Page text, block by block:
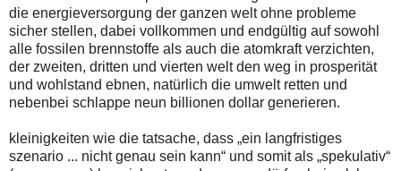
die energieversorgung der ganzen welt ohne probleme
sicher stellen, dabei vollkommen und endgültig auf sowohl
alle fossilen brennstoffe als auch die atomkraft verzichten,
der zweiten, dritten und vierten welt den weg in prosperität
und wohlstand ebnen, natürlich die umwelt retten und
nebenbei schlappe neun billionen dollar generieren.
kleinigkeiten wie die tatsache, dass „ein langfristiges
szenario ... nicht genau sein kann“ und somit als „spekulativ“